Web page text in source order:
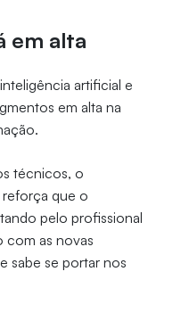
em alta
artificial e
em alta na
técnicos, o
que o
pelo profissional
com as novas
sabe se portar nos